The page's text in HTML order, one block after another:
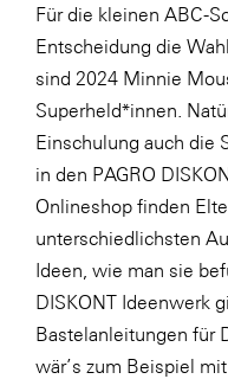
Sony DADC
SPIEGLTEC
STIHL Tirol
Trend Micro
TAG GmbH
VALETTA
Verband Druck
WKS
Für die kleinen ABC-
Entscheidung die
sind 2024 Minnie
Superheld*innen .
Einschulung auch die
in den PAGRO
Onlineshop finden
unterschiedlichsten
Ideen, wie man sie
DISKONT Ideenwerk
Bastelanleitungen für
wär’s zum Beispiel